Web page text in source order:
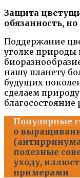
Защита
обязанность,
Поддержание
уголке природы
нашу планету
будущих
сделаем
благосостояние
Популярные
о
полезные
уходу,
примерами